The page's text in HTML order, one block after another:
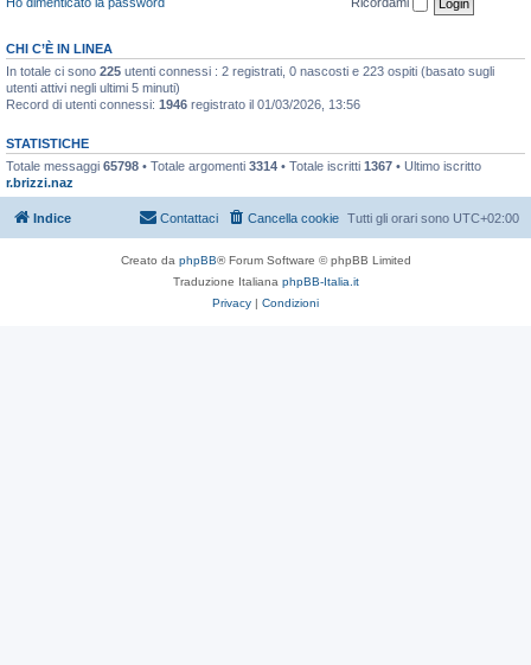
CHI C’È IN LINEA
In totale ci sono 225 utenti connessi : 2 registrati, 0 nascosti e 223 ospiti (basato sugli
utenti attivi negli ultimi 5 minuti)
Record di utenti connessi: 1946 registrato il 01/03/2026, 13:56
STATISTICHE
Totale messaggi 65798 • Totale argomenti 3314 • Totale iscritti 1367 • Ultimo iscritto
r.brizzi.naz
Indice Tutti gli orari sono UTC+02:00
Cancella cookie
Contattaci
Creato da phpBB® Forum Software © phpBB Limited
Traduzione Italiana phpBB-Italia.it
Privacy | Condizioni